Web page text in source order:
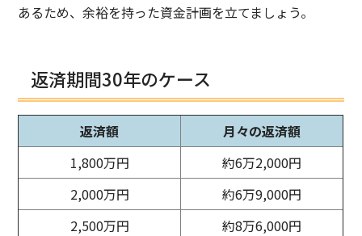
あるため、余裕を持った資金計画を立てましょう。
返済期間30年のケース
返済額
月々の返済額
1,800万円
約6万2,000円
2,000万円
約6万9,000円
2,500万円
約8万6,000円